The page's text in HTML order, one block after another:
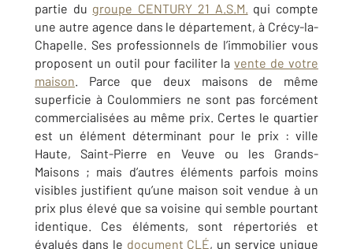
partie du groupe CENTURY 21 A.S.M. qui compte
une autre agence dans le département, à Crécy-la-
Chapelle. Ses professionnels de l’immobilier vous
proposent un outil pour faciliter lavente de votre
maison. Parce que deux maisons de même
superficie à Coulommiers ne sont pas forcément
commercialisées au même prix. Certes le quartier
est un élément déterminant pour le prix : ville
Haute, Saint-Pierre en Veuve ou les Grands-
Maisons ; mais d’autres éléments parfois moins
visibles justifient qu’une maison soit vendue à un
prix plus élevé que sa voisine qui semble pourtant
identique. Ces éléments, sont répertoriés et
évalués dans le document CLÉ, un service unique